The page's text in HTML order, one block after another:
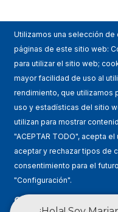
Utilizamos una selección
páginas de este sitio web:
para utilizar el sitio web;
mayor facilidad de uso al
rendimiento, que utilizamos
uso y estadísticas del sitio
utilizan para mostrar
"ACEPTAR TODO", acepta
aceptar y rechazar tipos de
consentimiento para el
"Configuración".
Condiciones de uso